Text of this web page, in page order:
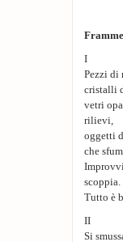
I
Pezzi di
cristalli
vetri
rilievi,
oggetti
che
scoppia.
Tutto è
II
Si